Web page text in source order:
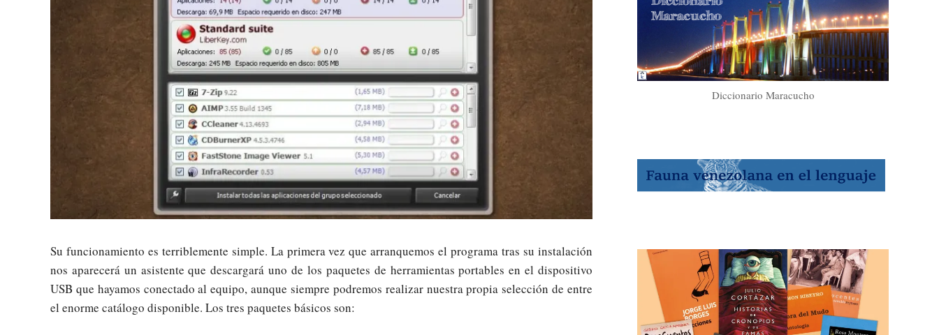
Su funcionamiento es terriblemente simple. La primera vez que arranquemos el programa tras su instalación
nos aparecerá un asistente que descargará uno de los paquetes de herramientas portables en el dispositivo
USB que hayamos conectado al equipo, aunque siempre podremos realizar nuestra propia selección de entre
el enorme catálogo disponible. Los tres paquetes básicos son:
Diccionario Maracucho